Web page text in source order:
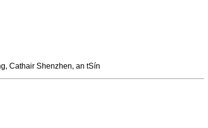
Cathair Shenzhen, an tSín